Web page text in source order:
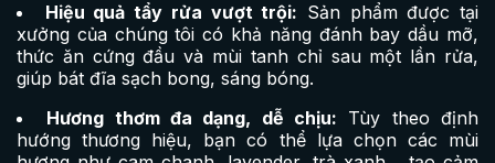
Hiệu quả tẩy rửa vượt trội: Sản phẩm được tại
xưởng của chúng tôi có khả năng đánh bay dầu mỡ,
thức ăn cứng đầu và mùi tanh chỉ sau một lần rửa,
giúp bát đĩa sạch bong, sáng bóng.
Hương thơm đa dạng, dễ chịu: Tùy theo định
hướng thương hiệu, bạn có thể lựa chọn các mùi